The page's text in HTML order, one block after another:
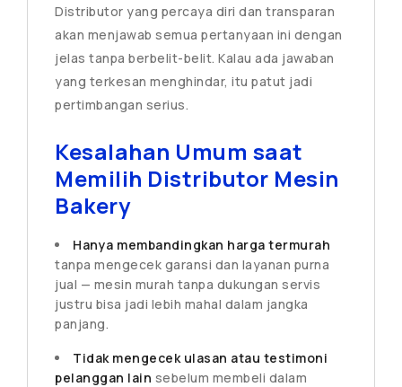
Distributor yang percaya diri dan transparan
akan menjawab semua pertanyaan ini dengan
jelas tanpa berbelit-belit. Kalau ada jawaban
yang terkesan menghindar, itu patut jadi
pertimbangan serius.
Kesalahan Umum saat
Memilih Distributor Mesin
Bakery
Hanya membandingkan harga termurah
tanpa mengecek garansi dan layanan purna
jual — mesin murah tanpa dukungan servis
justru bisa jadi lebih mahal dalam jangka
panjang.
Tidak mengecek ulasan atau testimoni
pelanggan lain sebelum membeli dalam